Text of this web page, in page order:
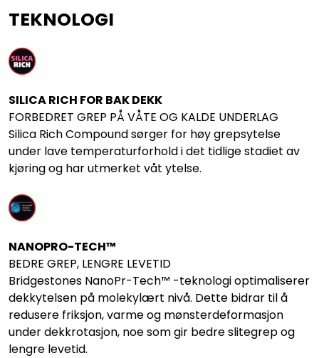
TEKNOLOGI
SILICA RICH FOR BAK DEKK
FORBEDRET GREP PÅ VÅTE OG KALDE UNDERLAG
Silica Rich Compound sørger for høy grepsytelse
under lave temperaturforhold i det tidlige stadiet av
kjøring og har utmerket våt ytelse.
NANOPRO-TECH™
BEDRE GREP, LENGRE LEVETID
Bridgestones NanoPr-Tech™ -teknologi optimaliserer
dekkytelsen på molekylært nivå. Dette bidrar til å
redusere friksjon, varme og mønsterdeformasjon
under dekkrotasjon, noe som gir bedre slitegrep og
lengre levetid.